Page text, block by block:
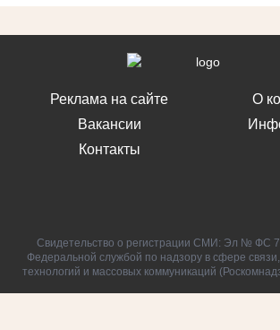
Реклама на сайте
Вакансии
Контакты
О
Свидетельство о регистрации СМИ: Эл № ФС
Федеральной службой по надзору в сфере
технологий и массовых коммуникаций